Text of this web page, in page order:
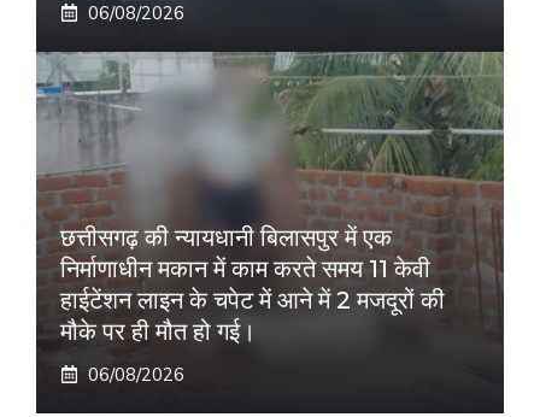
06/08/2026
छत्तीसगढ़ की न्यायधानी बिलासपुर में एक
निर्माणाधीन मकान में काम करते समय 11 केवी
हाईटेंशन लाइन के चपेट में आने में 2 मजदूरों की
मौके पर ही मौत हो गई।
06/08/2026